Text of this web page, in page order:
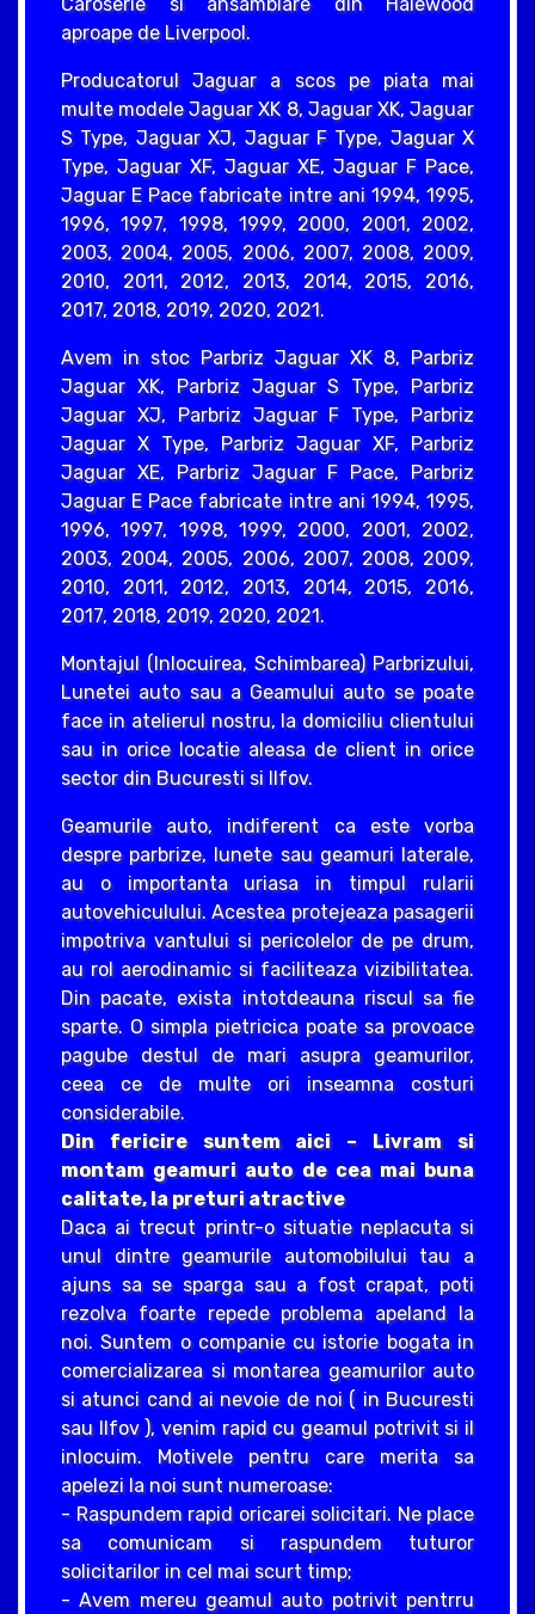
Caroserie si ansamblare din Halewood
aproape de Liverpool.
Producatorul Jaguar a scos pe piata mai
multe modele Jaguar XK 8, Jaguar XK, Jaguar
S Type, Jaguar XJ, Jaguar F Type, Jaguar X
Type, Jaguar XF, Jaguar XE, Jaguar F Pace,
Jaguar E Pace fabricate intre ani 1994, 1995,
1996, 1997, 1998, 1999, 2000, 2001, 2002,
2003, 2004, 2005, 2006, 2007, 2008, 2009,
2010, 2011, 2012, 2013, 2014, 2015, 2016,
2017, 2018, 2019, 2020, 2021.
Avem in stoc Parbriz Jaguar XK 8, Parbriz
Jaguar XK, Parbriz Jaguar S Type, Parbriz
Jaguar XJ, Parbriz Jaguar F Type, Parbriz
Jaguar X Type, Parbriz Jaguar XF, Parbriz
Jaguar XE, Parbriz Jaguar F Pace, Parbriz
Jaguar E Pace fabricate intre ani 1994, 1995,
1996, 1997, 1998, 1999, 2000, 2001, 2002,
2003, 2004, 2005, 2006, 2007, 2008, 2009,
2010, 2011, 2012, 2013, 2014, 2015, 2016,
2017, 2018, 2019, 2020, 2021.
Montajul (Inlocuirea, Schimbarea) Parbrizului,
Lunetei auto sau a Geamului auto se poate
face in atelierul nostru, la domiciliu clientului
sau in orice locatie aleasa de client in orice
sector din Bucuresti si Ilfov.
Geamurile auto, indiferent ca este vorba
despre parbrize, lunete sau geamuri laterale,
au o importanta uriasa in timpul rularii
autovehiculului. Acestea protejeaza pasagerii
impotriva vantului si pericolelor de pe drum,
au rol aerodinamic si faciliteaza vizibilitatea.
Din pacate, exista intotdeauna riscul sa fie
sparte. O simpla pietricica poate sa provoace
pagube destul de mari asupra geamurilor,
ceea ce de multe ori inseamna costuri
considerabile.
Din fericire suntem aici – Livram si
montam geamuri auto de cea mai buna
calitate, la preturi atractive
Daca ai trecut printr-o situatie neplacuta si
unul dintre geamurile automobilului tau a
ajuns sa se sparga sau a fost crapat, poti
rezolva foarte repede problema apeland la
noi. Suntem o companie cu istorie bogata in
comercializarea si montarea geamurilor auto
si atunci cand ai nevoie de noi ( in Bucuresti
sau Ilfov ), venim rapid cu geamul potrivit si il
inlocuim. Motivele pentru care merita sa
apelezi la noi sunt numeroase:
- Raspundem rapid oricarei solicitari. Ne place
sa comunicam si raspundem tuturor
solicitarilor in cel mai scurt timp;
- Avem mereu geamul auto potrivit pentrru